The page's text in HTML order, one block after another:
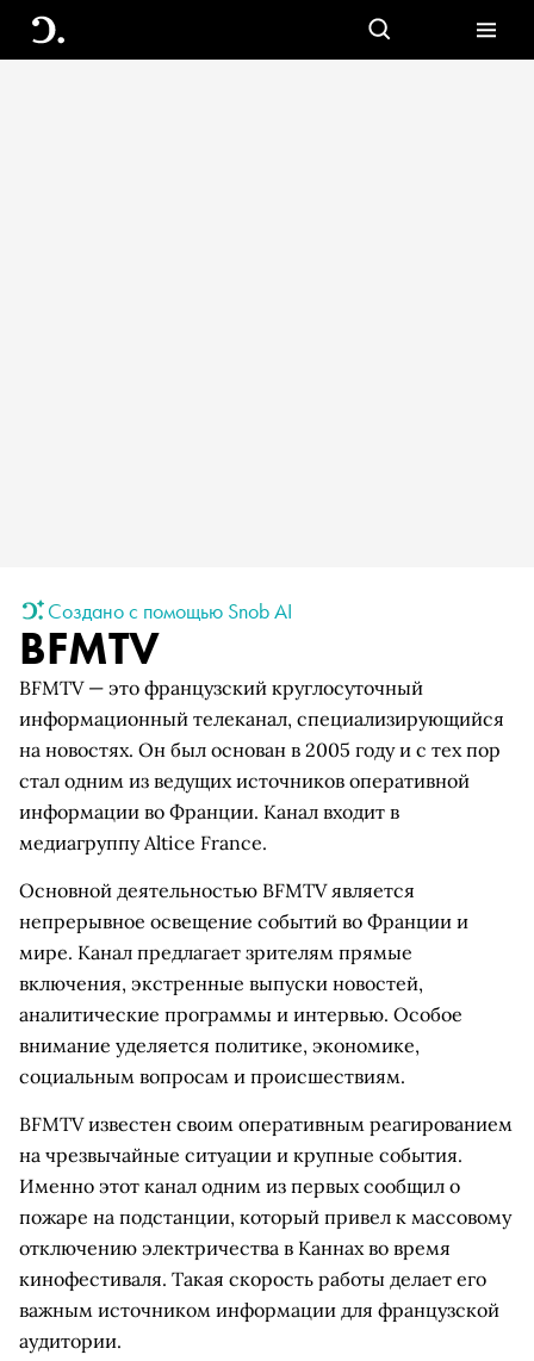
Создано с помощью Snob AI
BFMTV
BFMTV — это французский круглосуточный
информационный телеканал, специализирующийся
на новостях. Он был основан в 2005 году и с тех пор
стал одним из ведущих источников оперативной
информации во Франции. Канал входит в
медиагруппу Altice France.
Основной деятельностью BFMTV является
непрерывное освещение событий во Франции и
мире. Канал предлагает зрителям прямые
включения, экстренные выпуски новостей,
аналитические программы и интервью. Особое
внимание уделяется политике, экономике,
социальным вопросам и происшествиям.
BFMTV известен своим оперативным реагированием
на чрезвычайные ситуации и крупные события.
Именно этот канал одним из первых сообщил о
пожаре на подстанции, который привел к массовому
отключению электричества в Каннах во время
кинофестиваля. Такая скорость работы делает его
важным источником информации для французской
аудитории.